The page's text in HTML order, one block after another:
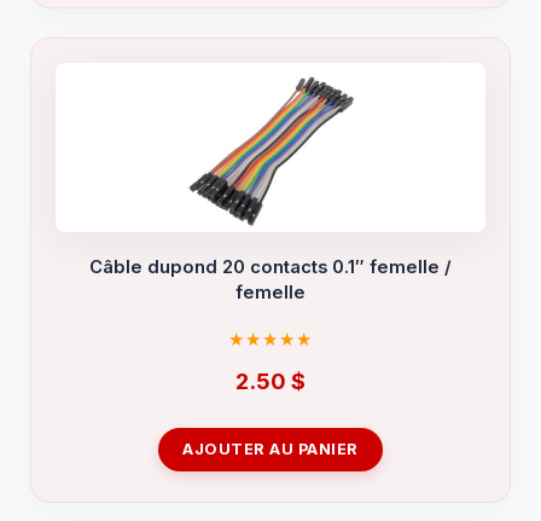
Câble dupond 20 contacts 0.1″ femelle /
femelle
2.50 $
AJOUTER AU PANIER